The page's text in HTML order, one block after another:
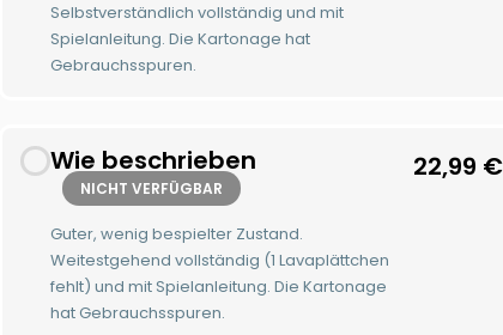
Selbstverständlich vollständig und mit
Spielanleitung. Die Kartonage hat
Gebrauchsspuren.
Wie beschrieben
NICHT VERFÜGBAR
Guter, wenig bespielter Zustand.
Weitestgehend vollständig (1 Lavaplättchen
fehlt) und mit Spielanleitung. Die Kartonage
hat Gebrauchsspuren.
22,99 €